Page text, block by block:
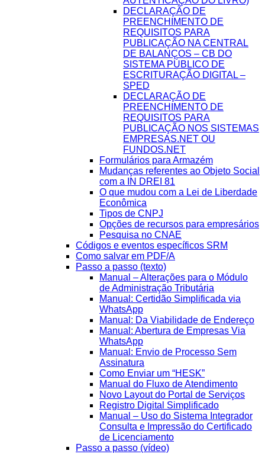
DECLARAÇÃO DE
PREENCHIMENTO DE
REQUISITOS PARA
PUBLICAÇÃO NA CENTRAL
DE BALANÇOS – CB DO
SISTEMA PÚBLICO DE
ESCRITURAÇÃO DIGITAL –
SPED
DECLARAÇÃO DE
PREENCHIMENTO DE
REQUISITOS PARA
PUBLICAÇÃO NOS SISTEMAS
EMPRESAS.NET OU
FUNDOS.NET
Formulários para Armazém
Mudanças referentes ao Objeto Social
com a IN DREI 81
O que mudou com a Lei de Liberdade
Econômica
Tipos de CNPJ
Opções de recursos para empresários
Pesquisa no CNAE
Códigos e eventos específicos SRM
Como salvar em PDF/A
Passo a passo (texto)
Manual – Alterações para o Módulo
de Administração Tributária
Manual: Certidão Simplificada via
WhatsApp
Manual: Da Viabilidade de Endereço
Manual: Abertura de Empresas Via
WhatsApp
Manual: Envio de Processo Sem
Assinatura
Como Enviar um “HESK”
Manual do Fluxo de Atendimento
Novo Layout do Portal de Serviços
Registro Digital Simplificado
Manual – Uso do Sistema Integrador
Consulta e Impressão do Certificado
de Licenciamento
Passo a passo (vídeo)